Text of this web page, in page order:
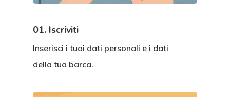
01. Iscriviti
Inserisci i tuoi dati personali e i dati
della tua barca.